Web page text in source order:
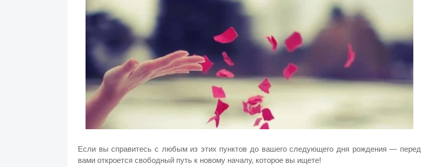
Если вы справитесь с любым из этих пунктов до вашего следующего дня рождения — перед
вами откроется свободный путь к новому началу, которое вы ищете!